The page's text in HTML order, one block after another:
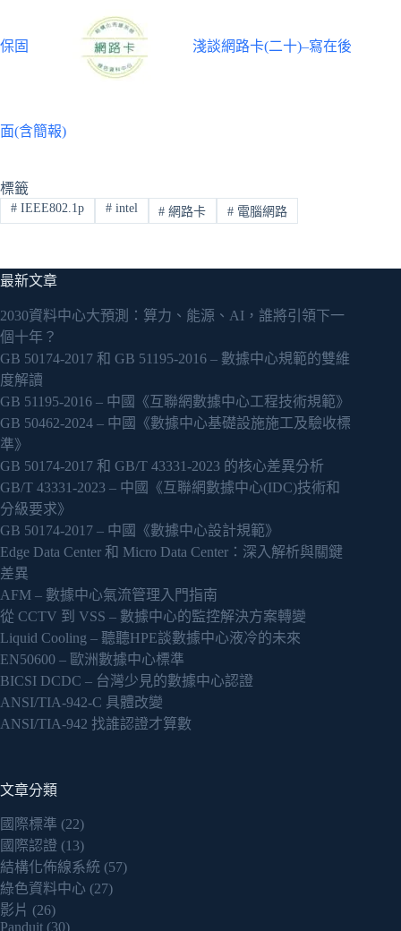
保固 淺談網路卡(二十)–寫在後
面(含簡報)
標籤
#IEEE802.1p #intel # 網路卡 # 電腦網路
最新文章
2030資料中心大預測：算力、能源、AI，誰將引領下一
個十年？
GB 50174-2017 和 GB 51195-2016 – 數據中心規範的雙維
度解讀
GB 51195-2016 – 中國《互聯網數據中心工程技術規範》
GB 50462-2024 – 中國《數據中心基礎設施施工及驗收標
準》
GB 50174-2017 和 GB/T 43331-2023 的核心差異分析
GB/T 43331-2023 – 中國《互聯網數據中心(IDC)技術和
分級要求》
GB 50174-2017 – 中國《數據中心設計規範》
Edge Data Center 和 Micro Data Center：深入解析與關鍵
差異
AFM – 數據中心氣流管理入門指南
從 CCTV 到 VSS – 數據中心的監控解決方案轉變
Liquid Cooling – 聽聽HPE談數據中心液冷的未來
EN50600 – 歐洲數據中心標準
BICSI DCDC – 台灣少見的數據中心認證
ANSI/TIA-942-C 具體改變
ANSI/TIA-942 找誰認證才算數
文章分類
國際標準 (22)
國際認證 (13)
結構化佈線系統 (57)
綠色資料中心 (27)
影片 (26)
Panduit (30)